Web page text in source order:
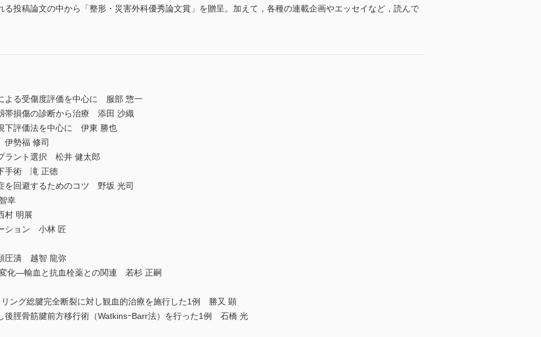
る投稿論文の中から「整形・災害外科優秀論文賞」を贈呈。加えて，各種の連載企画やエッセイなど，読んで
よる受傷度評価を中心に 服部 惣一
帯損傷の診断から治療 添田 沙織
下評価法を中心に 伊東 勝也
勢福 修司
ラント選択 松井 健太郎
手術 滝 正徳
を回避するためのコツ 野坂 光司
幸
村 明展
ション 小林 匠
圧潰 越智 龍弥
化―輸血と抗血栓薬との関連 若杉 正嗣
ング総腱完全断裂に対し観血的治療を施行した1例 勝又 顕
後脛骨筋腱前方移行術（WatkinsｰBarr法）を行った1例 石橋 光